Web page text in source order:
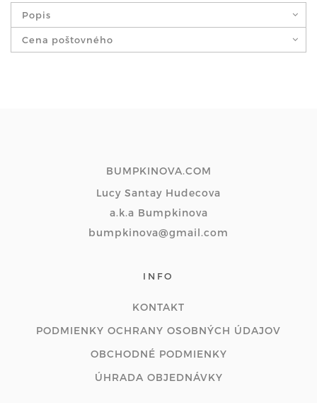
Popis
Cena poštovného
BUMPKINOVA.COM
Lucy Santay Hudecova
a.k.a Bumpkinova
bumpkinova@gmail.com
INFO
KONTAKT
PODMIENKY OCHRANY OSOBNÝCH ÚDAJOV
OBCHODNÉ PODMIENKY
ÚHRADA OBJEDNÁVKY